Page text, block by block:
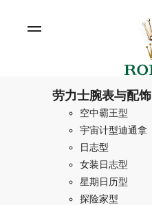
劳力士腕表与配饰
空中霸王型
宇宙计型迪通拿
日志型
女装日志型
星期日历型
探险家型